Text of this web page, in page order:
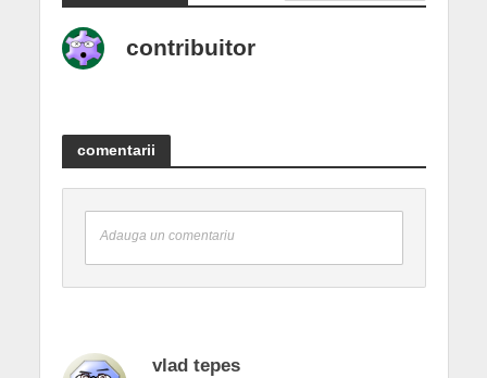
contribuitor
comentarii
Adauga un comentariu
vlad tepes